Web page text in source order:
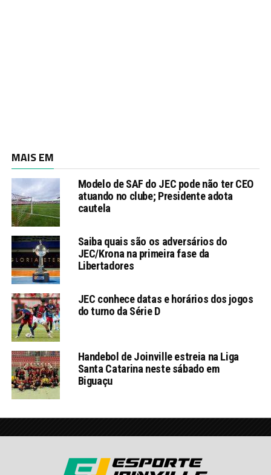
MAIS EM
Modelo de SAF do JEC pode não ter CEO
atuando no clube; Presidente adota
cautela
Saiba quais são os adversários do
JEC/Krona na primeira fase da
Libertadores
JEC conhece datas e horários dos jogos
do turno da Série D
Handebol de Joinville estreia na Liga
Santa Catarina neste sábado em
Biguaçu